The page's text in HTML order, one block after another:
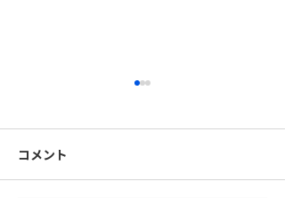
柱を大組中です
コメント